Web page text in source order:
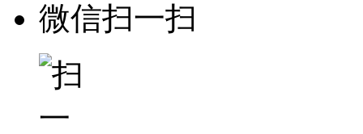
微信扫一扫